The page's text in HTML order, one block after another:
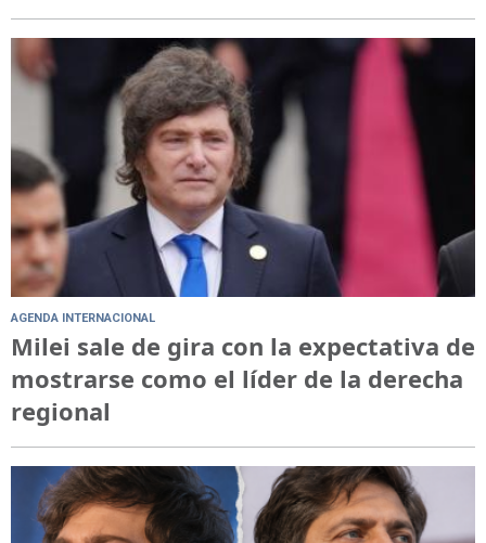
AGENDA INTERNACIONAL
Milei sale de gira con la expectativa de
mostrarse como el líder de la derecha
regional